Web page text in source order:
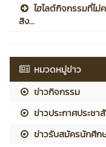
ไฮไลต์กิจกรรมที่ไ
สิง...
หมวดหมู่ข่าว
ข่าวกิจกรรม
ข่าวประกาศประช
ข่าวรับสมัครนักศึก